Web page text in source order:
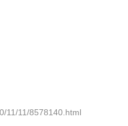
11/11/8578140.html